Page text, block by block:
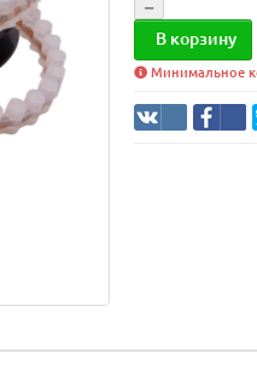
В корзину
Минимальное